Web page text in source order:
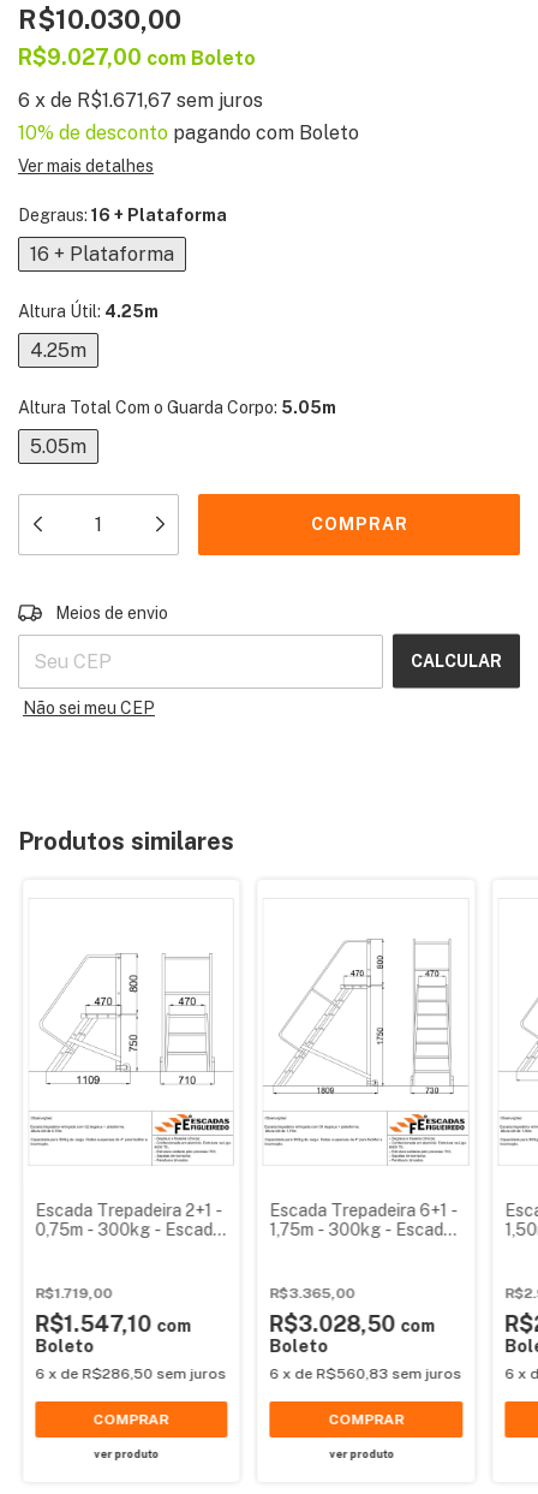
R$10.030,00
R$9.027,00 com Boleto
6 x de R$1.671,67 sem juros
10% de desconto pagando com Boleto
Ver mais detalhes
Degraus: 16 + Plataforma
16 + Plataforma
Altura Útil: 4.25m
4.25m
Altura Total Com o Guarda Corpo: 5.05m
5.05m
Entregas para o CEP:
Meios de envio
CALCULAR
Não sei meu CEP
Produtos similares
Escada Trepadeira 2+1 -
0,75m - 300kg - Escada
R$1.719,00
R$1.547,10 com
Boleto
6 x de R$286,50 sem juros
COMPRAR
ver produto
Escada Trepadeira 6+1 -
1,75m - 300kg - Escada
R$3.365,00
R$3.028,50 com
Boleto
6 x de R$560,83 sem juros
COMPRAR
ver produto
6 x